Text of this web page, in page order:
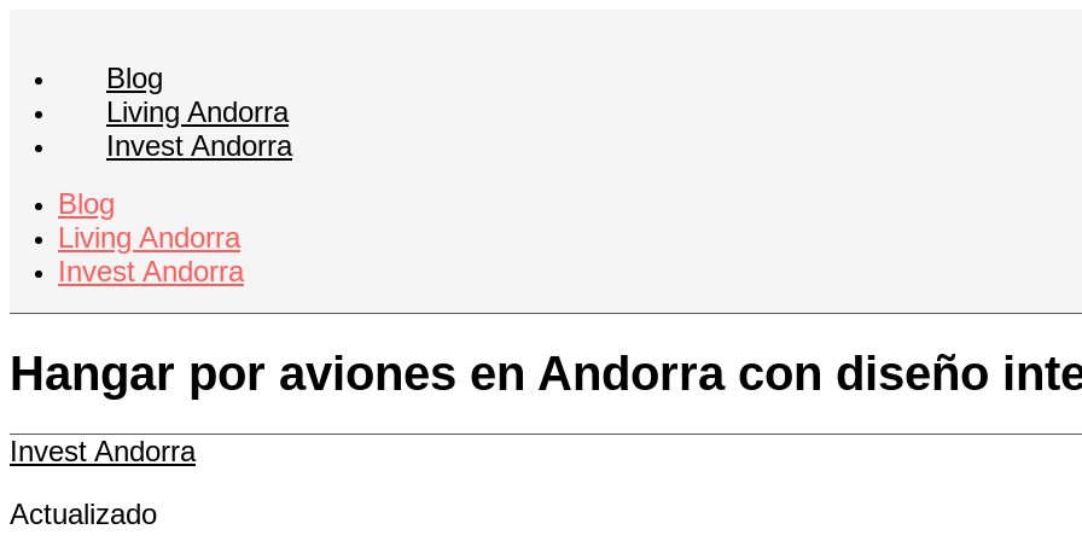
contenidoBlog
Living Andorra
Invest Andorra
Blog
Living Andorra
Invest Andorra
Hangar por aviones en Andorra con diseño
Invest Andorra
Actualizado